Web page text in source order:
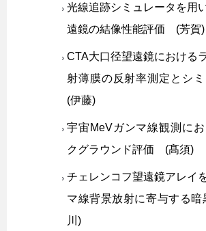
光線追跡シミュレータを用
遠鏡の結像性能評価 (芳賀)
CTA大口径望遠鏡における
射薄膜の反射率測定とシ
(伊藤)
宇宙MeVガンマ線観測に
クグラウンド評価 (髙須)
チェレンコフ望遠鏡アレイ
マ線背景放射に寄与する
川)